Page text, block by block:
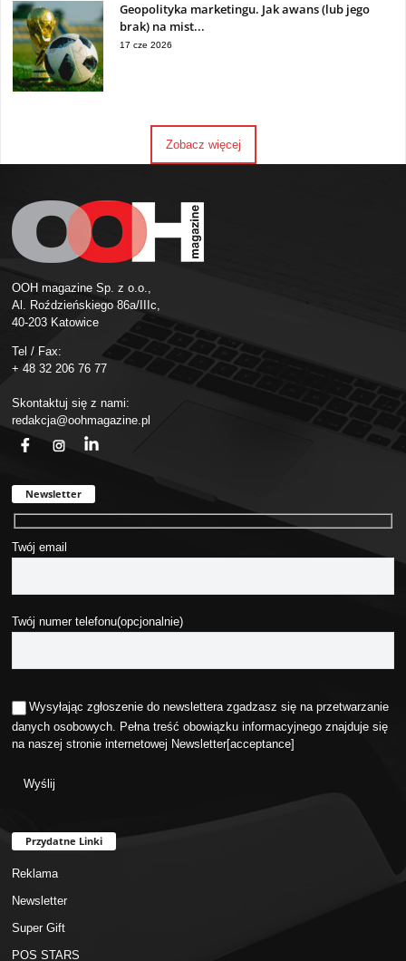
Geopolityka marketingu. Jak awans (lub jego
brak) na mist...
17 cze 2026
Zobacz więcej
OOH magazine Sp. z o.o.,
Al. Roździeńskiego 86a/IIIc,
40-203 Katowice
Tel / Fax:
+ 48 32 206 76 77
Skontaktuj się z nami:
redakcja@oohmagazine.pl
Newsletter
Twój email
Twój numer telefonu(opcjonalnie)
Wysyłając zgłoszenie do newslettera zgadzasz się na przetwarzanie
danych osobowych. Pełna treść obowiązku informacyjnego znajduje się
na naszej stronie internetowej Newsletter[acceptance]
Przydatne Linki
Reklama
Newsletter
Super Gift
POS STARS